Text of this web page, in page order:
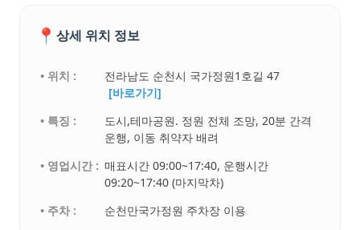
📍 상세 위치 정보
• 위치 :
전라남도 순천시 국가정원1호길 47
[바로가기]
• 특징 :
도시,테마공원. 정원 전체 조망, 20분 간격
운행, 이동 취약자 배려
• 영업시간 : 매표시간 09:00~17:40, 운행시간
09:20~17:40 (마지막차)
• 주차 :
순천만국가정원 주차장 이용